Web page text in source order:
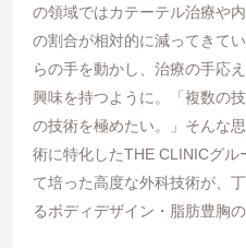
の領域ではカテーテル治療や
の割合が相対的に減ってきて
らの⼿を動かし、治療の⼿応
興味を持つように。「複数の
の技術を極めたい。」そんな
術に特化したTHE CLINICグル
て培った⾼度な外科技術が、
るボディデザイン・脂肪豊胸